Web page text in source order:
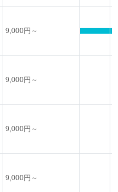
9,000円～
9,000円～
9,000円～
9,000円～